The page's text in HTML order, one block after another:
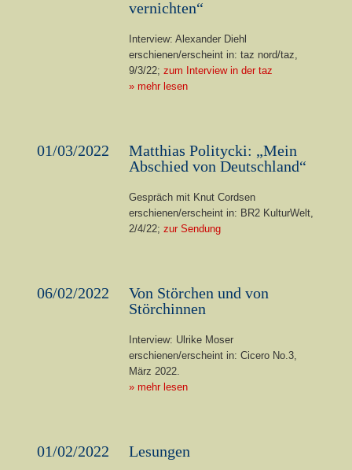
vernichten“
Interview: Alexander Diehl
erschienen/erscheint in: taz nord/taz,
9/3/22; zum Interview in der taz
» mehr lesen
01/03/2022
Matthias Politycki: „Mein
Abschied von Deutschland“
Gespräch mit Knut Cordsen
erschienen/erscheint in: BR2 KulturWelt,
2/4/22; zur Sendung
06/02/2022
Von Störchen und von
Störchinnen
Interview: Ulrike Moser
erschienen/erscheint in: Cicero No.3,
März 2022.
» mehr lesen
01/02/2022 Lesungen